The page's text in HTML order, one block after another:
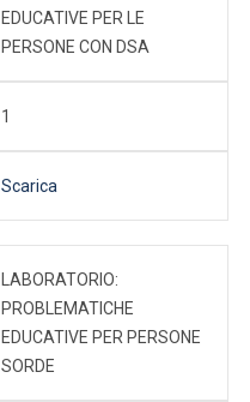
EDUCATIVE PER LE
PERSONE CON DSA
1
Scarica
LABORATORIO:
PROBLEMATICHE
EDUCATIVE PER PERSONE
SORDE